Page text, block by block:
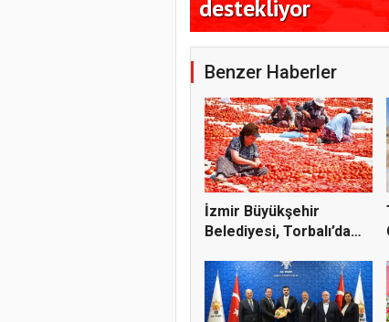
destekliyor
Benzer Haberler
İzmir Büyükşehir
Belediyesi, Torbalı’da